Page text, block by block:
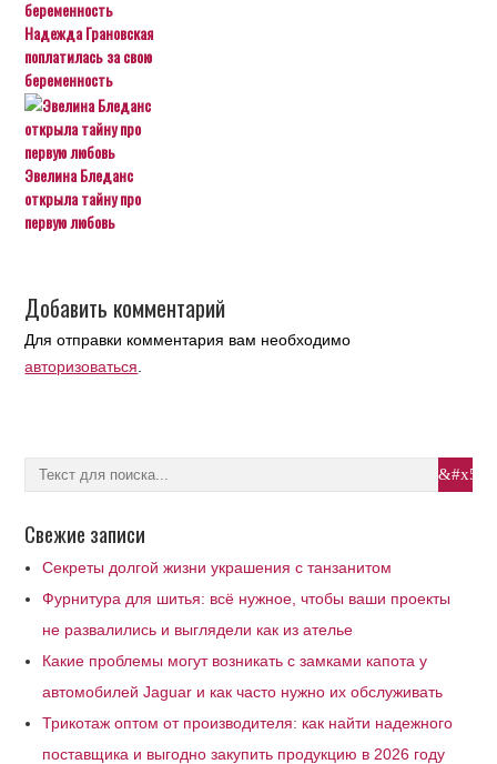
Надежда Грановская
поплатилась за свою
беременность
Эвелина Бледанс
открыла тайну про
первую любовь
Добавить комментарий
Для отправки комментария вам необходимо
авторизоваться
Свежие записи
Секреты долгой жизни украшения с танзанитом
Фурнитура для шитья: всё нужное, чтобы ваши проекты
не развалились и выглядели как из ателье
Какие проблемы могут возникать с замками капота у
автомобилей Jaguar и как часто нужно их обслуживать
Трикотаж оптом от производителя: как найти надежного
поставщика и выгодно закупить продукцию в 2026 году